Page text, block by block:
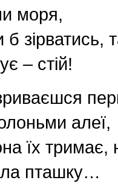
моря,
б зірватись,
– стій!
алеї,
їх
пташку…